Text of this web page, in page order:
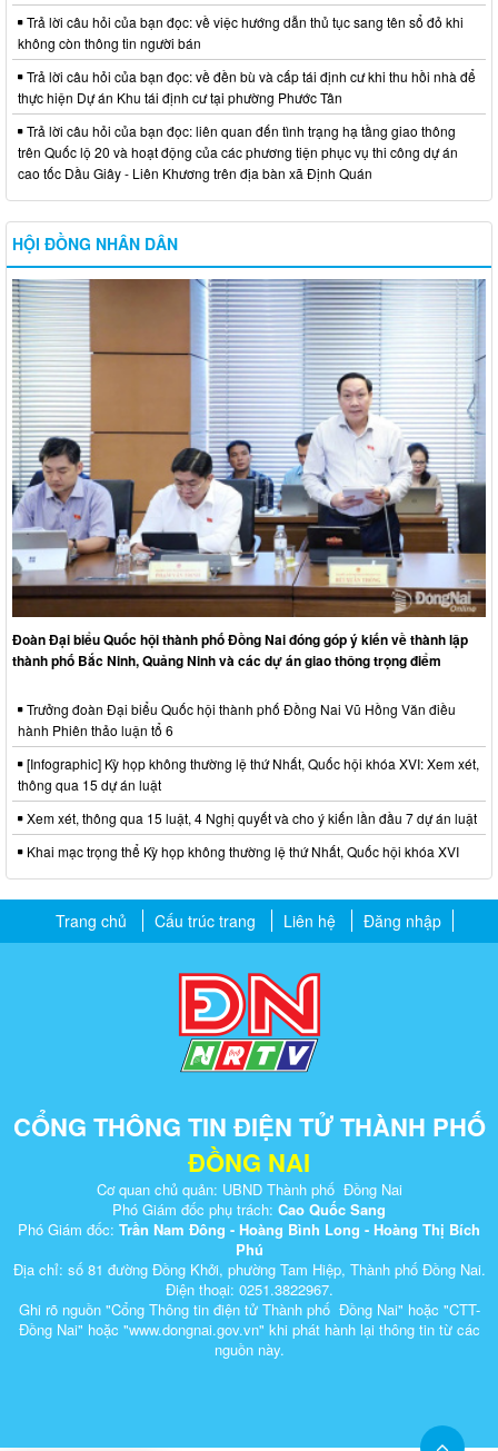
Trả lời câu hỏi của bạn đọc: về việc hướng dẫn thủ tục sang tên sổ đỏ khi
không còn thông tin người bán
Trả lời câu hỏi của bạn đọc: về đền bù và cấp tái định cư khi thu hồi nhà để
thực hiện Dự án Khu tái định cư tại phường Phước Tân
Trả lời câu hỏi của bạn đọc: liên quan đến tình trạng hạ tầng giao thông
trên Quốc lộ 20 và hoạt động của các phương tiện phục vụ thi công dự án
cao tốc Dầu Giây - Liên Khương trên địa bàn xã Định Quán
HỘI ĐỒNG NHÂN DÂN
Đoàn Đại biểu Quốc hội thành phố Đồng Nai đóng góp ý kiến về thành lập
thành phố Bắc Ninh, Quảng Ninh và các dự án giao thông trọng điểm
Trưởng đoàn Đại biểu Quốc hội thành phố Đồng Nai Vũ Hồng Văn điều
hành Phiên thảo luận tổ 6
[Infographic] Kỳ họp không thường lệ thứ Nhất, Quốc hội khóa XVI: Xem xét,
thông qua 15 dự án luật
Xem xét, thông qua 15 luật, 4 Nghị quyết và cho ý kiến lần đầu 7 dự án luật
Khai mạc trọng thể Kỳ họp không thường lệ thứ Nhất, Quốc hội khóa XVI
Trang chủ Cấu trúc trang Liên hệ Đăng nhập
CỔNG THÔNG TIN ĐIỆN TỬ THÀNH PHỐ
ĐỒNG NAI
Cơ quan chủ quản: UBND Thành phố Đồng Nai
Phó Giám đốc phụ trách: Cao Quốc Sang
Phó Giám đốc: Trần Nam Đông - Hoàng Bình Long - Hoàng Thị Bích
Phú
Địa chỉ: số 81 đường Đồng Khởi, phường Tam Hiệp, Thành phố Đồng Nai.
Điện thoại: 0251.3822967.
Ghi rõ nguồn "Cổng Thông tin điện tử Thành phố Đồng Nai" hoặc "CTT-
Đồng Nai" hoặc "www.dongnai.g​ov.vn" khi ​phát hành lại thông tin từ các
nguồn này.​